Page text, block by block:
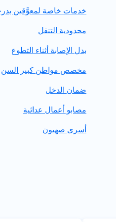
خدمات خاصة لمعوَّقين
محدودية التنقل
بدل الإصابة أثناء التطوع
مخصص مواطن كبير السن
ضمان الدخل
مصابو أعمال عدائية
أسرى صهيون